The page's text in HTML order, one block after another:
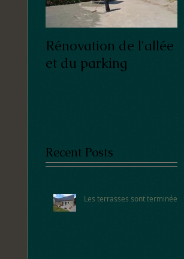
Rénovation de l'allée
et du parking
Recent Posts
Les terrasses sont terminées!